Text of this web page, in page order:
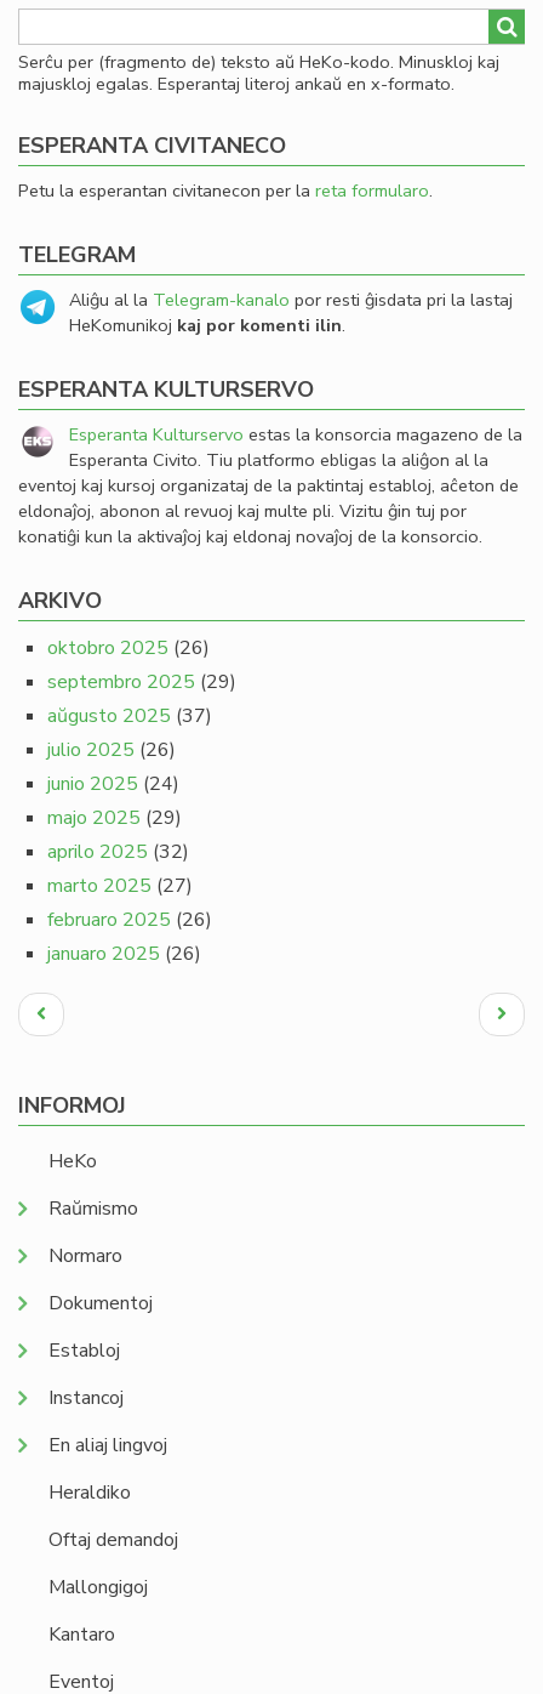
Serĉu per (fragmento de) teksto aŭ HeKo-kodo. Minuskloj kaj
majuskloj egalas. Esperantaj literoj ankaŭ en x-formato.
ESPERANTA CIVITANECO
Petu la esperantan civitanecon per la reta formularo.
TELEGRAM
Aliĝu al la Telegram-kanalo por resti ĝisdata pri la lastaj
HeKomunikoj kaj por komenti ilin.
ESPERANTA KULTURSERVO
Esperanta Kulturservo estas la konsorcia magazeno de la
Esperanta Civito. Tiu platformo ebligas la aliĝon al la
eventoj kaj kursoj organizataj de la paktintaj establoj, aĉeton de
eldonaĵoj, abonon al revuoj kaj multe pli. Vizitu ĝin tuj por
konatiĝi kun la aktivaĵoj kaj eldonaj novaĵoj de la konsorcio.
ARKIVO
oktobro 2025 (26)
septembro 2025 (29)
aŭgusto 2025 (37)
julio 2025 (26)
junio 2025 (24)
majo 2025 (29)
aprilo 2025 (32)
marto 2025 (27)
februaro 2025 (26)
januaro 2025 (26)
Pagination
Antaŭa
paĝo
Next
page
INFORMOJ
HeKo
Raŭmismo
Normaro
Dokumentoj
Establoj
Instancoj
En aliaj lingvoj
Heraldiko
Oftaj demandoj
Mallongigoj
Kantaro
Eventoj